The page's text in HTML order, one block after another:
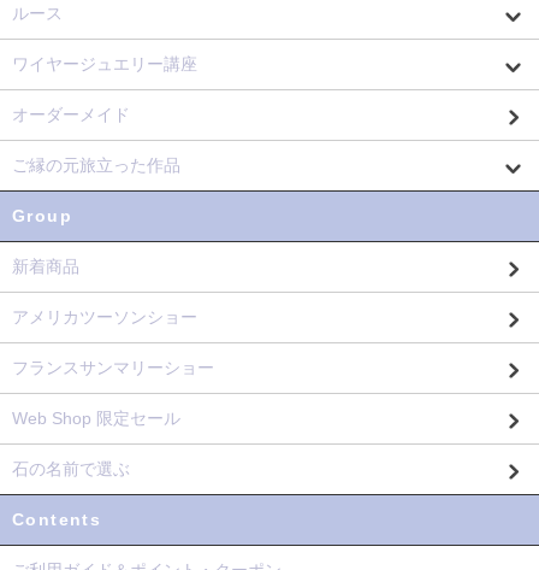
ルース
ワイヤージュエリー講座
オーダーメイド
ご縁の元旅立った作品
Group
新着商品
アメリカツーソンショー
フランスサンマリーショー
Web Shop 限定セール
石の名前で選ぶ
Contents